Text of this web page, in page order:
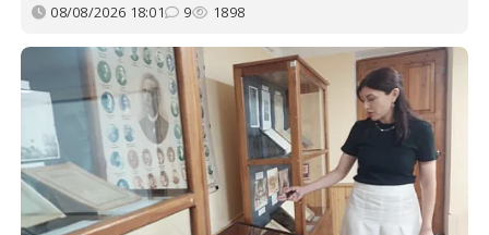
08/08/2026 18:01 9 1898